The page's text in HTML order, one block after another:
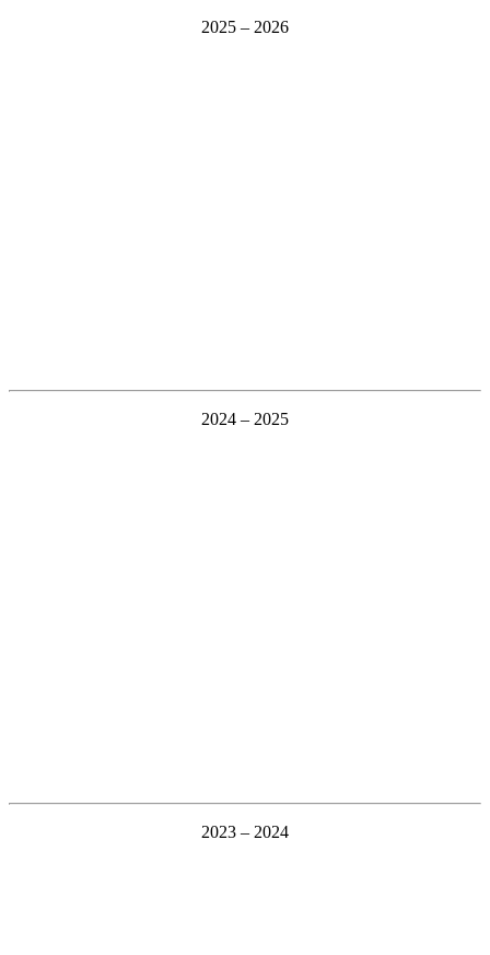
2025 – 2026
2024 – 2025
2023 – 2024